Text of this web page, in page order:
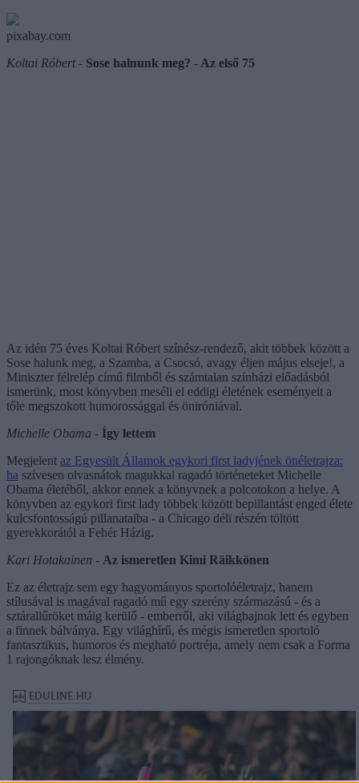
pixabay.com
Koltai Róbert- Sose halnunk meg? - Az első 75
Az idén 75 éves Koltai Róbert színész-rendező, akit többek között a
Sose halunk meg, a Szamba, a Csocsó, avagy éljen május elseje!, a
Miniszter félrelép című filmből és számtalan színházi előadásból
ismerünk, most könyvben meséli el eddigi életének eseményeit a
tőle megszokott humorossággal és öniróniával.
Michelle Obama - Így lettem
Megjelent az Egyesült Államok egykori first ladyjének önéletrajza:
ha szívesen olvasnátok magukkal ragadó történeteket Michelle
Obama életéből, akkor ennek a könyvnek a polcotokon a helye. A
könyvben az egykori first lady többek között bepillantást enged élete
kulcsfontosságú pillanataiba - a Chicago déli részén töltött
gyerekkorától a Fehér Házig.
Kari Hotakainen - Az ismeretlen Kimi Räikkönen
Ez az életrajz sem egy hagyományos sportolóéletrajz, hanem
stílusával is magával ragadó mű egy szerény származású - és a
sztárallűröket máig kerülő - emberről, aki világbajnok lett és egyben
a finnek bálványa. Egy világhírű, és mégis ismeretlen sportoló
fantasztikus, humoros és megható portréja, amely nem csak a Forma
1 rajongóknak lesz élmény.